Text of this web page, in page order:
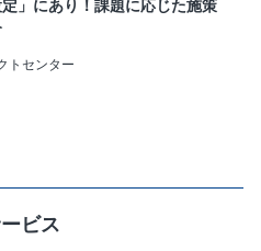
」にあり！課題に応じた施策
トセンター
ビス